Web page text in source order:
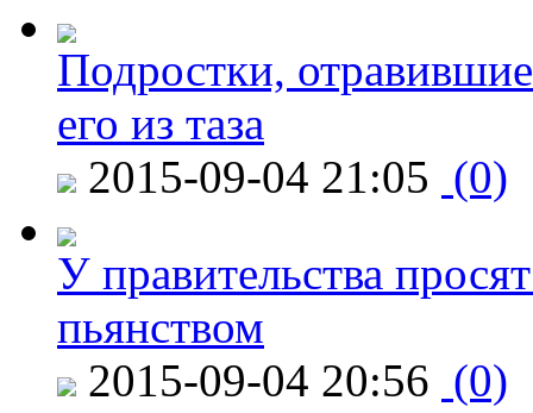
Подростки,
его из таза
2015-09-04 21:05 (0)
У правительства
пьянством
2015-09-04 20:56 (0)